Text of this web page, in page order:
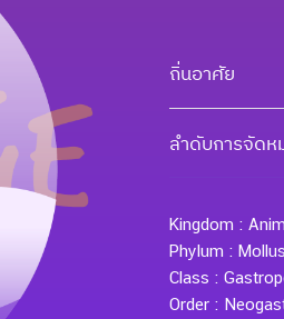
ถิ่นอาศัย
ลำดับการจัด
Kingdom :
Phylum :
Class :
Order :